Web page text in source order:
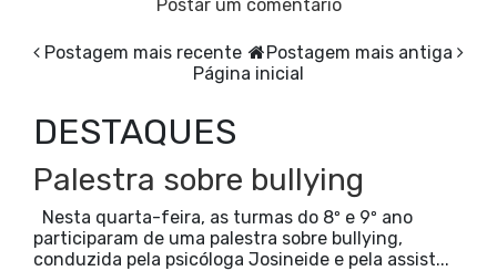
Postar um comentário
Postagem mais recente
Postagem mais antiga
Página inicial
DESTAQUES
Palestra sobre bullying
Nesta quarta-feira, as turmas do 8º e 9º ano
participaram de uma palestra sobre bullying,
conduzida pela psicóloga Josineide e pela assist...